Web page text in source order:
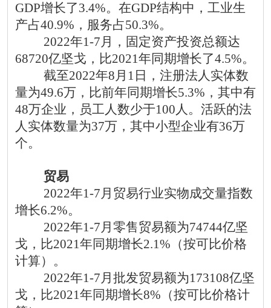
GDP增长了3.4%。在GDP结构中，工业生
产占40.9%，服务占50.3%。
2022年1-7月，固定资产投资总额达
68720亿坚戈，比2021年同期增长了4.5%。
截至2022年8月1日，注册法人实体数
量为49.6万，比前年同期增长5.3%，其中有
48万企业，员工人数少于100人。活跃的法
人实体数量为37万，其中小型企业有36万
个。
贸易
2022年1-7月贸易行业实物成交量指数
增长6.2%。
2022年1-7月零售贸易额为74744亿坚
戈，比2021年同期增长2.1%（按可比价格
计算）。
2022年1-7月批发贸易额为173108亿坚
戈，比2021年同期增长8%（按可比价格计